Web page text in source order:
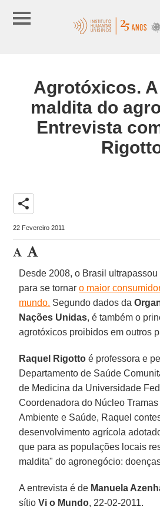
Agrotóxicos.
maldita do
Entrevista
share
22 Fevereiro 2011
Desde 2008, o Brasil
para se tornaro maior
mundo. Segundo dados da
Nações Unidas, é também o
agrotóxicos proibidos em outros
Raquel Rigotto é professora e
Departamento de Saúde
de Medicina da Universidade
Coordenadora do Núcleo
Ambiente e Saúde, Raquel
desenvolvimento agrícola
que para as populações locais
maldita" do agronegócio:
A entrevista é de Manuela
sítioVi o Mundo, 22-02-2011.